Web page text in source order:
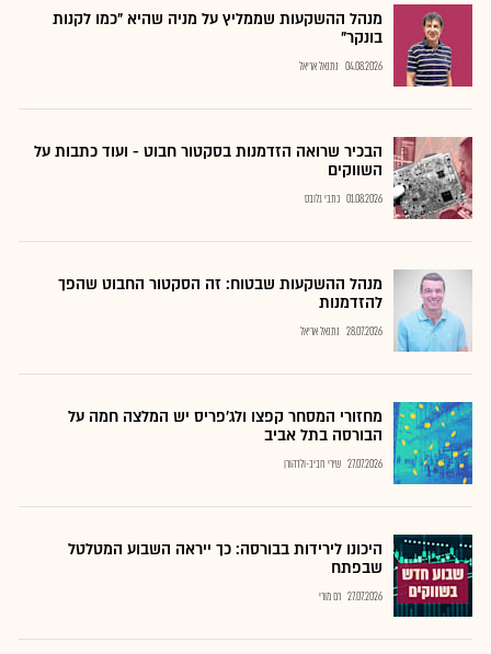
מנהל ההשקעות שממליץ על מניה שהיא "כמו לקנות
בונקר"
04.08.2026 נתנאל אריאל
הבכיר שרואה הזדמנות בסקטור חבוט - ועוד כתבות על
השווקים
01.08.2026 כתבי גלובס
מנהל ההשקעות שבטוח: זה הסקטור החבוט שהפך
להזדמנות
28.07.2026 נתנאל אריאל
מחזורי המסחר קפצו ולג'פריס יש המלצה חמה על
הבורסה בתל אביב
27.07.2026 שירי חביב-ולדהורן
היכונו לירידות בבורסה: כך ייראה השבוע המטלטל
שבפתח
27.07.2026 רם מורי